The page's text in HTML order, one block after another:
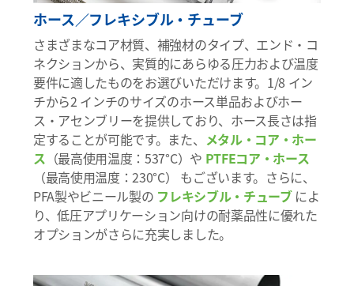
ホース／フレキシブル・チューブ
さまざまなコア材質、補強材のタイプ、エンド・コ
ネクションから、実質的にあらゆる圧力および温度
要件に適したものをお選びいただけます。1/8 イン
チから2 インチのサイズのホース単品およびホー
ス・アセンブリーを提供しており、ホース長さは指
定することが可能です。また、 メタル・コア・ホー
ス （最高使用温度：537°C）や PTFEコア・ホース
（最高使用温度：230°C） もございます。さらに、
PFA製やビニール製の フレキシブル・チューブによ
り、低圧アプリケーション向けの耐薬品性に優れた
オプションがさらに充実しました。